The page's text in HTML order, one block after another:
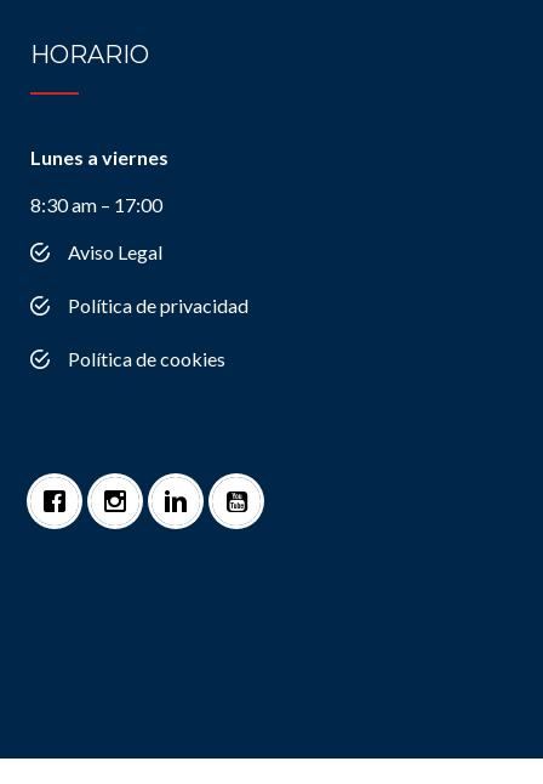
HORARIO
Lunes a viernes
8:30 am – 17:00
Aviso Legal
Política de privacidad
Política de cookies